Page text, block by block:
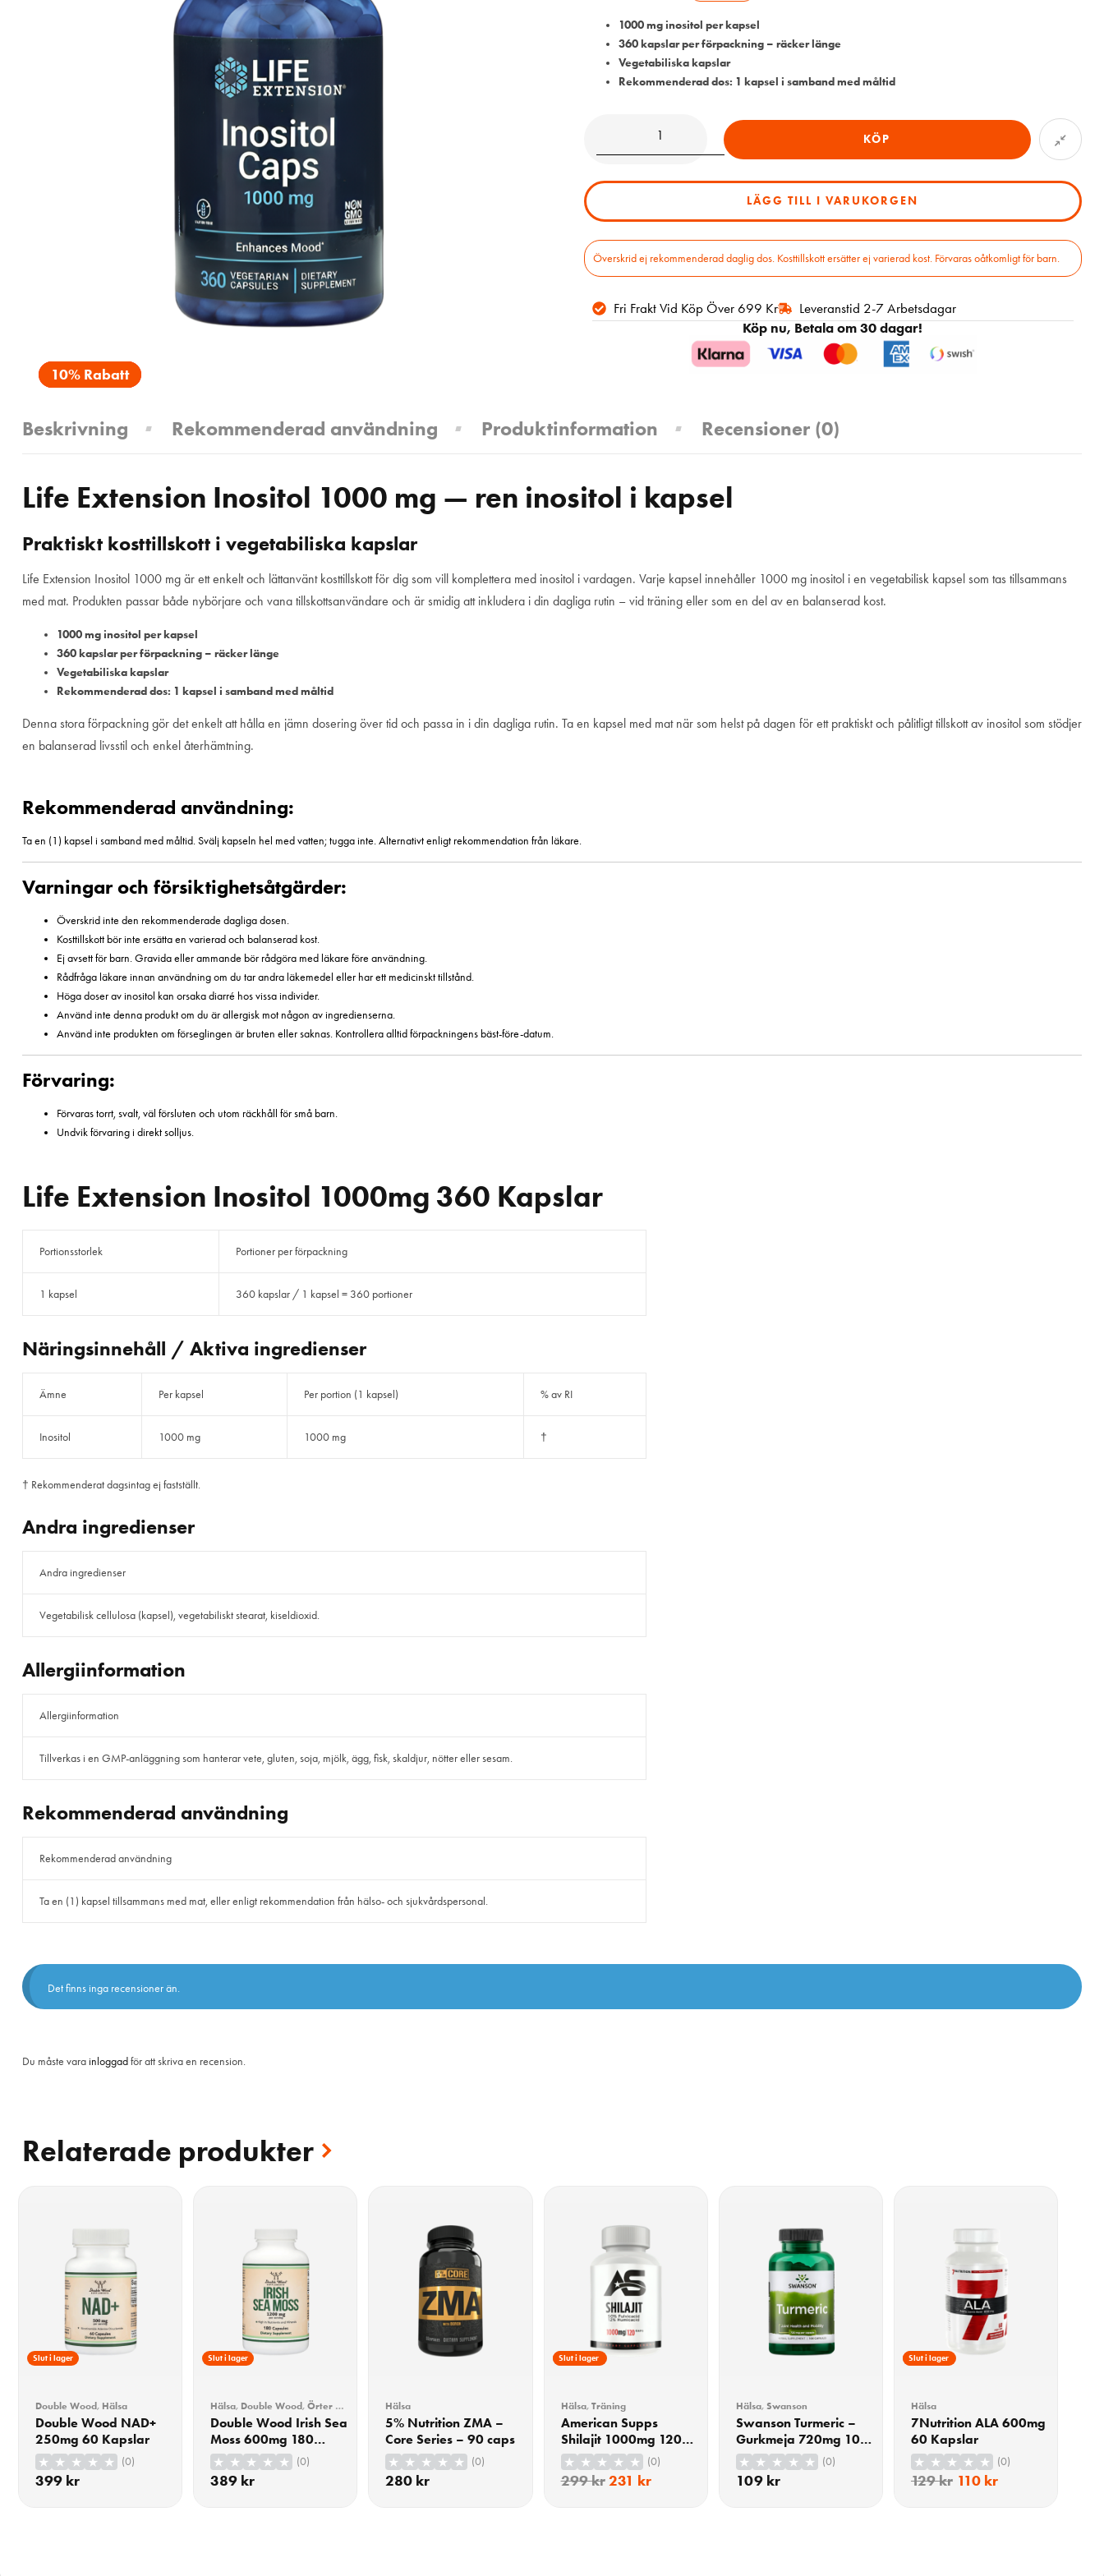
10% Rabatt
1000 mg inositol per kapsel
360 kapslar per förpackning – räcker länge
Vegetabiliska kapslar
Rekommenderad dos: 1 kapsel i samband med måltid
KÖP
LÄGG TILL I VARUKORGEN
Överskrid ej rekommenderad daglig dos. Kosttillskott ersätter ej varierad kost. Förvaras oåtkomligt för barn.
Fri Frakt Vid Köp Över 699 Kr
Leveranstid 2-7 Arbetsdagar
Köp nu, Betala om 30 dagar!
Beskrivning Rekommenderad användning Produktinformation Recensioner (0)
Life Extension Inositol 1000 mg — ren inositol i kapsel
Praktiskt kosttillskott i vegetabiliska kapslar
Life Extension Inositol 1000 mg är ett enkelt och lättanvänt kosttillskott för dig som vill komplettera med inositol i vardagen. Varje kapsel innehåller 1000 mg inositol i en vegetabilisk kapsel som tas tillsammans
med mat. Produkten passar både nybörjare och vana tillskottsanvändare och är smidig att inkludera i din dagliga rutin – vid träning eller som en del av en balanserad kost.
1000 mg inositol per kapsel
360 kapslar per förpackning – räcker länge
Vegetabiliska kapslar
Rekommenderad dos: 1 kapsel i samband med måltid
Denna stora förpackning gör det enkelt att hålla en jämn dosering över tid och passa in i din dagliga rutin. Ta en kapsel med mat när som helst på dagen för ett praktiskt och pålitligt tillskott av inositol som stödjer
en balanserad livsstil och enkel återhämtning.
Rekommenderad användning:
Ta en (1) kapsel i samband med måltid. Svälj kapseln hel med vatten; tugga inte. Alternativt enligt rekommendation från läkare.
Varningar och försiktighetsåtgärder:
Överskrid inte den rekommenderade dagliga dosen.
Kosttillskott bör inte ersätta en varierad och balanserad kost.
Ej avsett för barn. Gravida eller ammande bör rådgöra med läkare före användning.
Rådfråga läkare innan användning om du tar andra läkemedel eller har ett medicinskt tillstånd.
Höga doser av inositol kan orsaka diarré hos vissa individer.
Använd inte denna produkt om du är allergisk mot någon av ingredienserna.
Använd inte produkten om förseglingen är bruten eller saknas. Kontrollera alltid förpackningens bäst-före-datum.
Förvaring:
Förvaras torrt, svalt, väl försluten och utom räckhåll för små barn.
Undvik förvaring i direkt solljus.
Life Extension Inositol 1000mg 360 Kapslar
Portionsstorlek Portioner per förpackning
1 kapsel 360 kapslar / 1 kapsel = 360 portioner
Näringsinnehåll / Aktiva ingredienser
Ämne Per kapsel Per portion (1 kapsel) % av RI
Inositol 1000 mg 1000 mg †
† Rekommenderat dagsintag ej fastställt.
Andra ingredienser
Andra ingredienser
Vegetabilisk cellulosa (kapsel), vegetabiliskt stearat, kiseldioxid.
Allergiinformation
Allergiinformation
Tillverkas i en GMP-anläggning som hanterar vete, gluten, soja, mjölk, ägg, fisk, skaldjur, nötter eller sesam.
Rekommenderad användning
Rekommenderad användning
Ta en (1) kapsel tillsammans med mat, eller enligt rekommendation från hälso- och sjukvårdspersonal.
Det finns inga recensioner än.
Du måste varainloggadför att skriva en recension.
Relaterade produkter
Slut i lager
Double Wood, Hälsa
Double Wood NAD+
250mg 60 Kapslar
(0)
399 kr
Slut i lager
Hälsa, Double Wood,Örter &
Extrakt
Double Wood Irish Sea
Moss 600mg 180
Kapslar
(0)
389 kr
Hälsa
5% Nutrition ZMA –
Core Series – 90 caps
(0)
280 kr
23% Rabatt
Slut i lager
Hälsa, Träning
American Supps
Shilajit 1000mg 120
Kapslar
(0)
299kr 231 kr
Hälsa, Swanson
Swanson Turmeric –
Gurkmeja 720mg 100
Kapslar
(0)
109 kr
15% Rabatt
Slut i lager
Hälsa
7Nutrition ALA 600mg
60 Kapslar
(0)
129kr 110 kr